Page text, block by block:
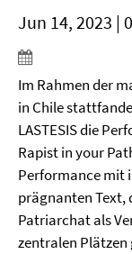
Jun 14, 2023 |
Im Rahmen der
in Chile
LASTESIS die
Rapist in your
Performance mit
prägnanten Text,
Patriarchat als
zentralen Plätzen